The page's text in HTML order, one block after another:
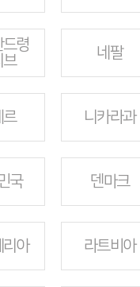
령
브
네팔
르 니카라과
국 덴마크
리아 라트비아